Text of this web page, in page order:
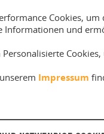
Cookies,
und
Impressum